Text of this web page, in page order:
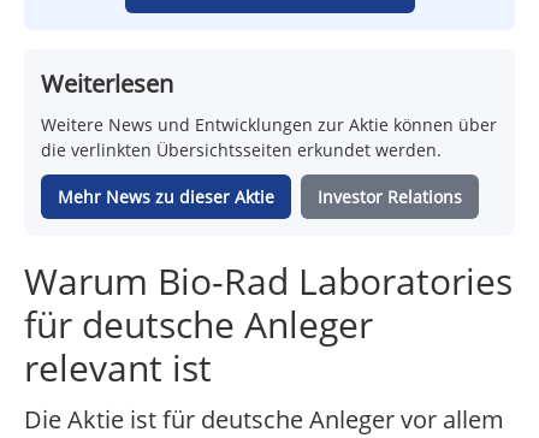
Weiterlesen
Weitere News und Entwicklungen zur Aktie können über
die verlinkten Übersichtsseiten erkundet werden.
Mehr News zu dieser Aktie Investor Relations
Warum Bio-Rad Laboratories
für deutsche Anleger
relevant ist
Die Aktie ist für deutsche Anleger vor allem